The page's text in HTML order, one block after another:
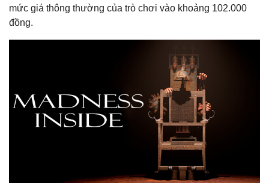
mức giá thông thường của trò chơi vào khoảng 102.000
đồng.